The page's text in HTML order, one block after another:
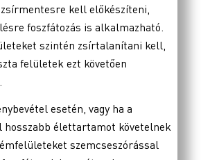
kell előkészíteni,
foszfátozás is alkalmazható.
szintén zsírtalanítani kell,
felületek ezt követően
esetén, vagy ha a
hosszabb élettartamot követelnek
szemcseszórással